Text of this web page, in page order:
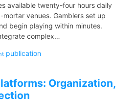
available twenty-four hours daily
venues. Gamblers set up
begin playing within minutes.
complex…
publication
Organization,